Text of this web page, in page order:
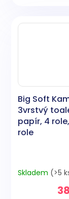
Big Soft
3vrstvý
papír, 4
role
Skladem (>5